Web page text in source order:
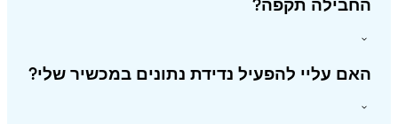
תקפה?
עליי להפעיל נדידת נתונים במכשיר שלי?